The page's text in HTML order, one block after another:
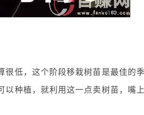
低，这个阶段移栽树苗是最佳的
种植，就利用这一点卖树苗，嘴